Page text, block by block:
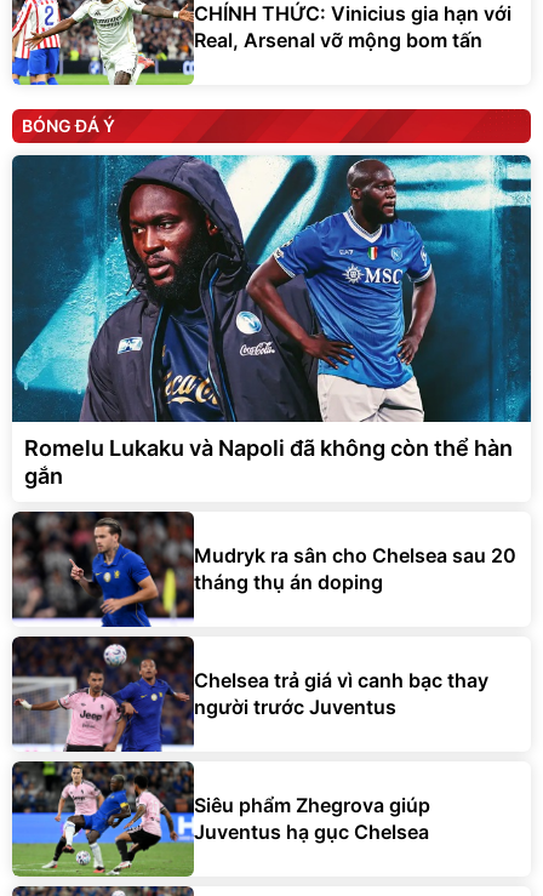
CHÍNH THỨC: Vinicius gia hạn với
Real, Arsenal vỡ mộng bom tấn
BÓNG ĐÁ Ý
Romelu Lukaku và Napoli đã không còn thể hàn
gắn
Mudryk ra sân cho Chelsea sau 20
tháng thụ án doping
Chelsea trả giá vì canh bạc thay
người trước Juventus
Siêu phẩm Zhegrova giúp
Juventus hạ gục Chelsea